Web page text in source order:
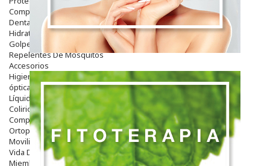
Complementos Alimentarios
Dentales
Hidratantes
Golpes Y Hematomas
Repelentes De Mosquitos
Accesorios
Higiene
óptica
Líquidos Lentillas
Colirios
Complementos Alimentarios.
Ortopedia - Accesorios
Movilidad
Vida Diaria
Miembro Superior